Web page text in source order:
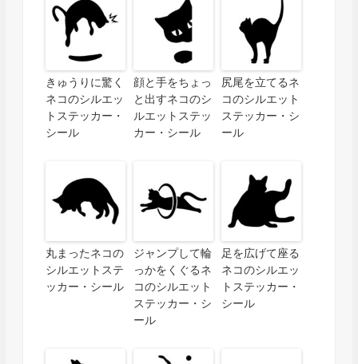
きゅうりに驚く
ネコのシルエッ
トステッカー・
シール
顔と手をちょっ
と出すネコのシ
ルエットステッ
カー・シール
尻尾を立てるネ
コのシルエット
ステッカー・シ
ール
丸まったネコの
シルエットステ
ッカー・シール
ジャンプして輪
っかをくぐるネ
コのシルエット
ステッカー・シ
ール
足を広げて座る
ネコのシルエッ
トステッカー・
シール